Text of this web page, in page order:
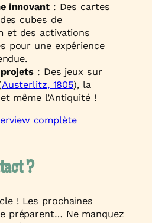
innovant: Des cartes
cubes de
et des activations
pour une expérience
: Des jeux sur
Austerlitz, 1805), la
même l’Antiquité !
complète
?
! Les prochaines
préparent… Ne manquez